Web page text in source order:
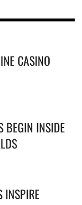
CASINO
BEGIN INSIDE
INSPIRE